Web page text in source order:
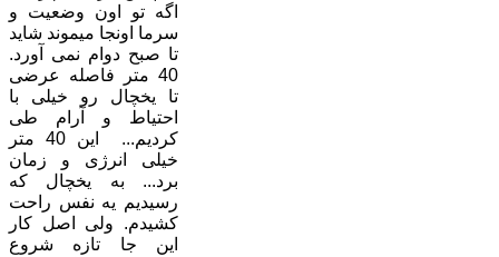
اگه تو اون وضعیت و
سرما اونجا میموند شاید
تا صبح دوام نمی آورد.
40 متر فاصله عرضی
تا یخچال رو خیلی با
احتیاط و آرام طی
کردیم... این 40 متر
خیلی انرژی و زمان
برد... به یخچال که
رسیدیم یه نفس راحت
کشیدم. ولی اصل کار
این جا تازه شروع